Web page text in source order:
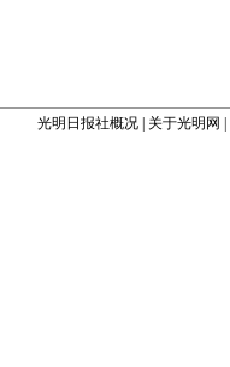
光明日报社概况 关于光明网